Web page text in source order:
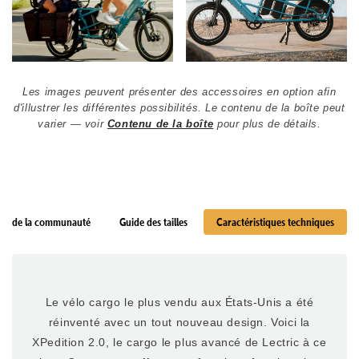
Les images peuvent présenter des accessoires en option afin
d'illustrer les différentes possibilités. Le contenu de la boîte peut
varier — voir Contenu de la boîte pour plus de détails.
de la communauté Guide des tailles Caractéristiques techniques
Le vélo cargo le plus vendu aux États-Unis a été
réinventé avec un tout nouveau design. Voici la
XPedition 2.0, le cargo le plus avancé de Lectric à ce